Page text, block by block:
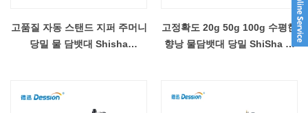
고품질 자동 스탠드 지퍼 주머니
당밀 물 담뱃대 Shisha
고정확도 20g 50g 100g 수평한
향낭 물담뱃대 당밀 ShiSha 주